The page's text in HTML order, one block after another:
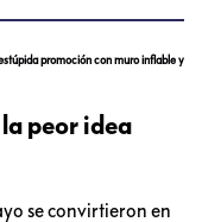
promoción con muro inflable y
peor idea
se convirtieron en